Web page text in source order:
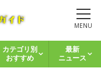
MENU
カテゴリ別
おすすめ
最新
ニュース